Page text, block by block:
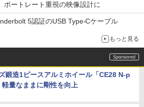
ートレート重視の映像設計に
5認証のUSB Type-Cケーブル
もっと見る
鍛造1ピースアルミホイール「CE28 N-p
量なままに剛性を向上